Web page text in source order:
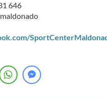
646